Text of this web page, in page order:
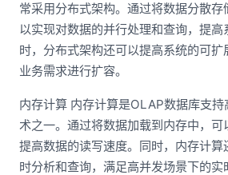
常采用分布式架构。通过将数据分散
以实现对数据的并行处理和查询，提高
时，分布式架构还可以提高系统的可
业务需求进行扩容。
内存计算 内存计算是OLAP数据库支
术之一。通过将数据加载到内存中，可
提高数据的读写速度。同时，内存计
时分析和查询，满足高并发场景下的实